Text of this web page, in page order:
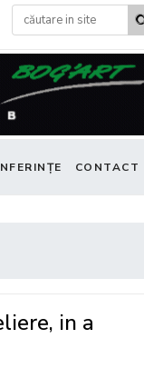
CONTACT
in a